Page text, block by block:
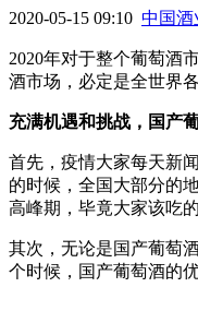
2020-05-15 09:10 中国酒
2020年对于整个葡萄酒
酒市场，必定是全世界
充满机遇和挑战，国产
首先，疫情大家每天新
的时候，全国大部分的
高峰期，毕竟大家该吃
其次，无论是国产葡萄
个时候，国产葡萄酒的